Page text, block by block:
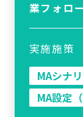
業フォロ
実施施策
MAシナ
MA設定